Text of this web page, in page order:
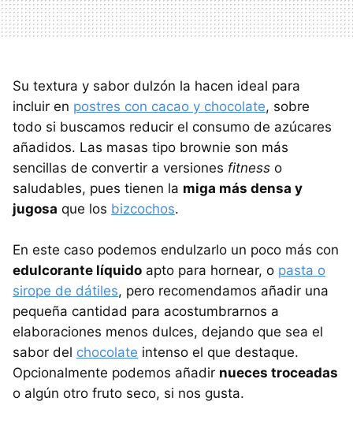
Su textura y sabor dulzón la hacen ideal para
incluir en postres con cacao y chocolate, sobre
todo si buscamos reducir el consumo de azúcares
añadidos. Las masas tipo brownie son más
sencillas de convertir a versiones fitness o
saludables, pues tienen la miga más densa y
jugosa que los bizcochos.
En este caso podemos endulzarlo un poco más con
edulcorante líquido apto para hornear, o pasta o
sirope de dátiles, pero recomendamos añadir una
pequeña cantidad para acostumbrarnos a
elaboraciones menos dulces, dejando que sea el
sabor del chocolate intenso el que destaque.
Opcionalmente podemos añadir nueces troceadas
o algún otro fruto seco, si nos gusta.